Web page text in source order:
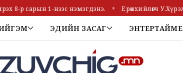
8-р сарын 1-нээс нэмэгдэнэ. Ерөнхийлөгч
ЭДИЙН ЗАСАГ